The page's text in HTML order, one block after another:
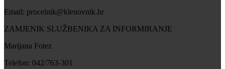
Email: procelnik@klenovnik.hr
ZAMJENIK SLUŽBENIKA ZA INFORMIRANJE
Marijana Fotez
Telefon: 042/763-301